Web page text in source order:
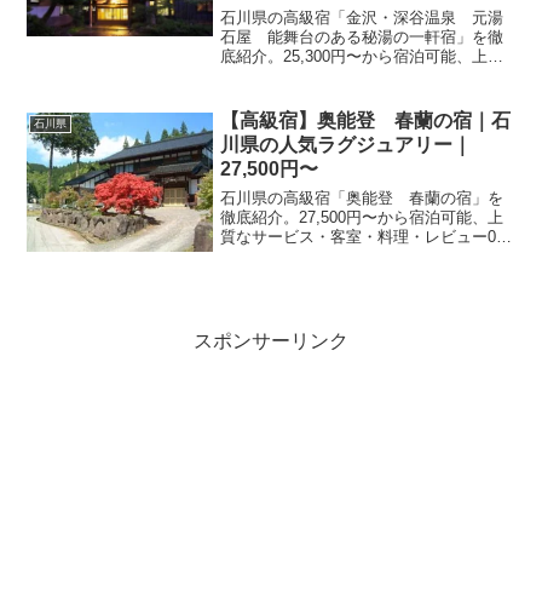
25,300円〜
石川県の高級宿「金沢・深谷温泉 元湯
石屋 能舞台のある秘湯の一軒宿」を徹
底紹介。25,300円〜から宿泊可能、上質
贅沢な旅行におすすめ。
石川県
【高級宿】奥能登 春蘭の宿｜石
川県の人気ラグジュアリー｜
27,500円〜
石川県の高級宿「奥能登 春蘭の宿」を
徹底紹介。27,500円〜から宿泊可能、上
質なサービス・客室・料理・レビュー0件
スポンサーリンク